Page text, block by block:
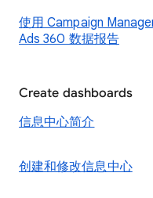
使用 Campaign
Ads 360 数据报告
Create dashboards
信息中心简介
创建和修改信息中心